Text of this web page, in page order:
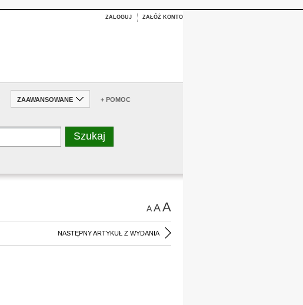
ZALOGUJ ZAŁÓŻ KONTO
ZAAWANSOWANE + POMOC
AAA
NASTĘPNY ARTYKUŁ Z WYDANIA